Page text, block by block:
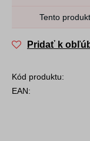
Tento
Pridať k
Kód produktu:
EAN: